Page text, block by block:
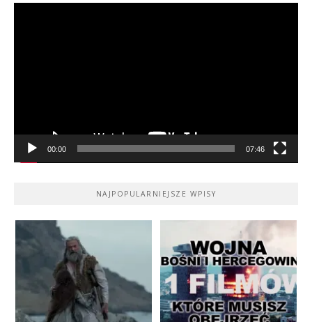
00:00 07:46
NAJPOPULARNIEJSZE WPISY